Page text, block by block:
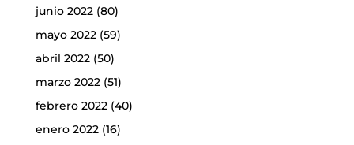
junio 2022(80)
mayo 2022(59)
abril 2022(50)
marzo 2022(51)
febrero 2022(40)
enero 2022(16)